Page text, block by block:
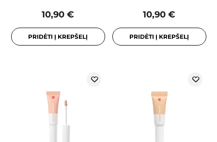
10,90 €
PRIDĖTI Į KREPŠELĮ
10,90 €
PRIDĖTI Į KREPŠELĮ